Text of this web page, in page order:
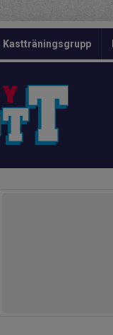
Kastträningsgrupp